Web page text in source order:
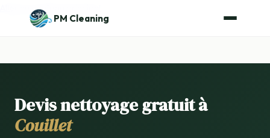
Aller au contenu principal
PM Cleaning
Devis nettoyage gratuit à
Couillet